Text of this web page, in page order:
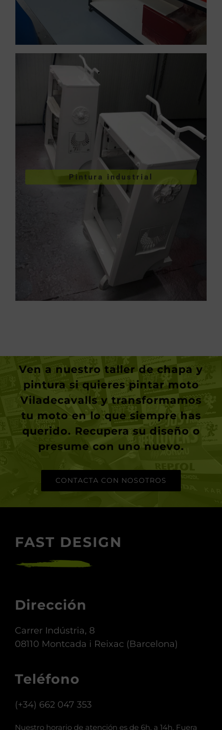
Pintura industrial
Pintura de piezas
industriales
VER PINTURA INDUSTRIAL
Ven a nuestro taller de chapa y
pintura si quieres pintar moto
Viladecavallsy transformamos
querido. Recupera su diseño o
presume con uno nuevo.
Dirección
Carrer Indústria, 8
Teléfono